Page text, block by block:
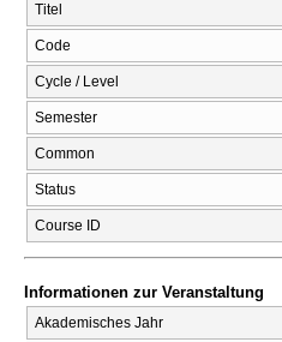
Titel
Code
Cycle / Level
Semester
Common
Status
Course ID
Informationen zur Veranstaltung
Akademisches Jahr